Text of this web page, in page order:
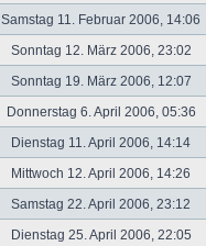
Samstag 11. Februar 2006, 14:06
Sonntag 12. März 2006, 23:02
Sonntag 19. März 2006, 12:07
Donnerstag 6. April 2006, 05:36
Dienstag 11. April 2006, 14:14
Mittwoch 12. April 2006, 14:26
Samstag 22. April 2006, 23:12
Dienstag 25. April 2006, 22:05